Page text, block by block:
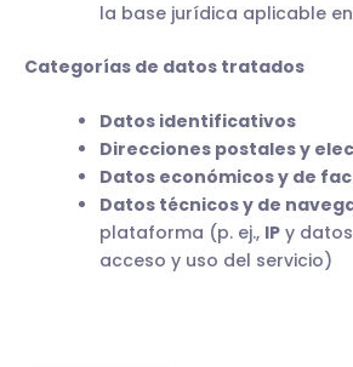
la base jurídica aplicable
Categorías de datos tratados
Datos identificativos
Direcciones postales y
Datos económicos y de
Datos técnicos y de
plataforma (p. ej., IP y
acceso y uso del servicio)